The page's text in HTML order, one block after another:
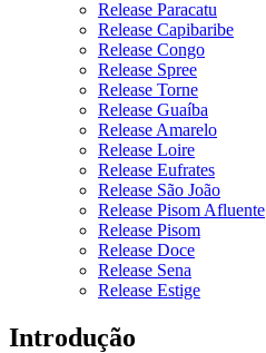
Release Paracatu
Release Capibaribe
Release Congo
Release Spree
Release Torne
Release Guaíba
Release Amarelo
Release Loire
Release Eufrates
Release São João
Release Pisom Afluente
Release Pisom
Release Doce
Release Sena
Release Estige
Introdução